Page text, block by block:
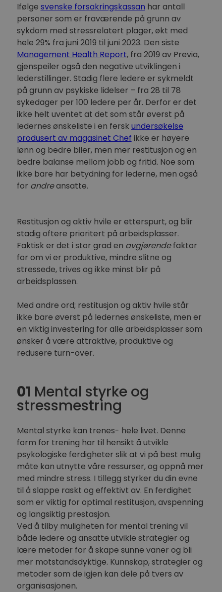
Ifølge svenske forsakringskassan har antall
personer som er fraværende på grunn av
sykdom med stressrelatert plager, økt med
hele 29% fra juni 2019 til juni 2023. Den siste
Management Health Report, fra 2019 av Previa,
gjenspeiler også den negative utviklingen i
lederstillinger. Stadig flere ledere er sykmeldt
på grunn av psykiske lidelser – fra 28 til 78
sykedager per 100 ledere per år. Derfor er det
ikke helt uventet at det som står øverst på
ledernes ønskeliste i en fersk undersøkelse
produsert av magasinet Chef ikke er høyere
lønn og bedre biler, men mer restitusjon og en
bedre balanse mellom jobb og fritid. Noe som
ikke bare har betydning for lederne, men også
for andreansatte.
Restitusjon og aktiv hvile er etterspurt, og blir
stadig oftere prioritert på arbeidsplasser.
Faktisk er det i stor grad en avgjørendefaktor
for om vi er produktive, mindre slitne og
stressede, trives og ikke minst blir på
arbeidsplassen.
Med andre ord; restitusjon og aktiv hvile står
ikke bare øverst på ledernes ønskeliste, men er
en viktig investering for alle arbeidsplasser som
ønsker å være attraktive, produktive og
redusere turn-over.
01 Mental styrke og
stressmestring
Mental styrke kan trenes- hele livet. Denne
form for trening har til hensikt å utvikle
psykologiske ferdigheter slik at vi på best mulig
måte kan utnytte våre ressurser, og oppnå mer
med mindre stress. I tillegg styrker du din evne
til å slappe raskt og effektivt av. En ferdighet
som er viktig for optimal restitusjon, avspenning
og langsiktig prestasjon.
Ved å tilby muligheten for mental trening vil
både ledere og ansatte utvikle strategier og
lære metoder for å skape sunne vaner og bli
mer motstandsdyktige. Kunnskap, strategier og
metoder som de igjen kan dele på tvers av
organisasjonen.